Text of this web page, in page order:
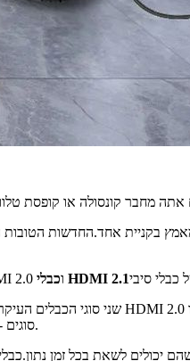
עיין במבחר שלנו של מיטב HDMI 2.0 ו כבלי HDMI 2.1
סוגים - כולם תואמים לאותם מכשירים.